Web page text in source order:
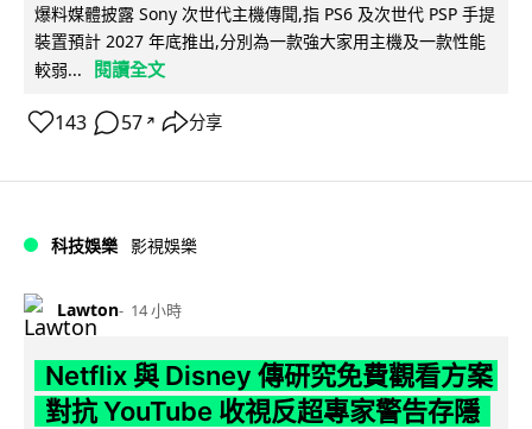
爆料媒體披露 Sony 次世代主機傳聞,指 PS6 及次世代 PSP 手提
裝置預計 2027 年底推出,分別為一款強大家用主機及一款性能
較弱...
閱讀全文
143 57 ↗ 分享
科技娛樂 影視娛樂
Lawton 14 小時
Netflix 與 Disney 傳研究免費觀看方案
對抗 YouTube 收視反超專家警告存隱